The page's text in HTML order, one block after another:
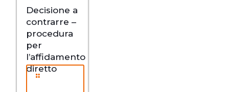
Decisione a
contrarre –
procedura
per
l’affidamento
diretto